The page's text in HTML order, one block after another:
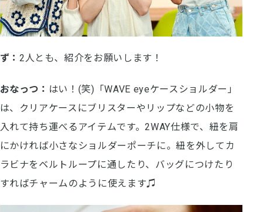
ず： 2人とも、紹介をお願いします！
おなっつ： はい！(笑)「WAVE eyeケースショルダー」
は、クリアケースにブリスターやリップなどの小物を
入れて持ち運べるアイテムです。2WAY仕様で、紐を肩
にかければ小さなショルダーポーチに。紐を外してカ
ラビナをベルトループに通したり、バッグにつけたり
すればチャームのように使えます♫